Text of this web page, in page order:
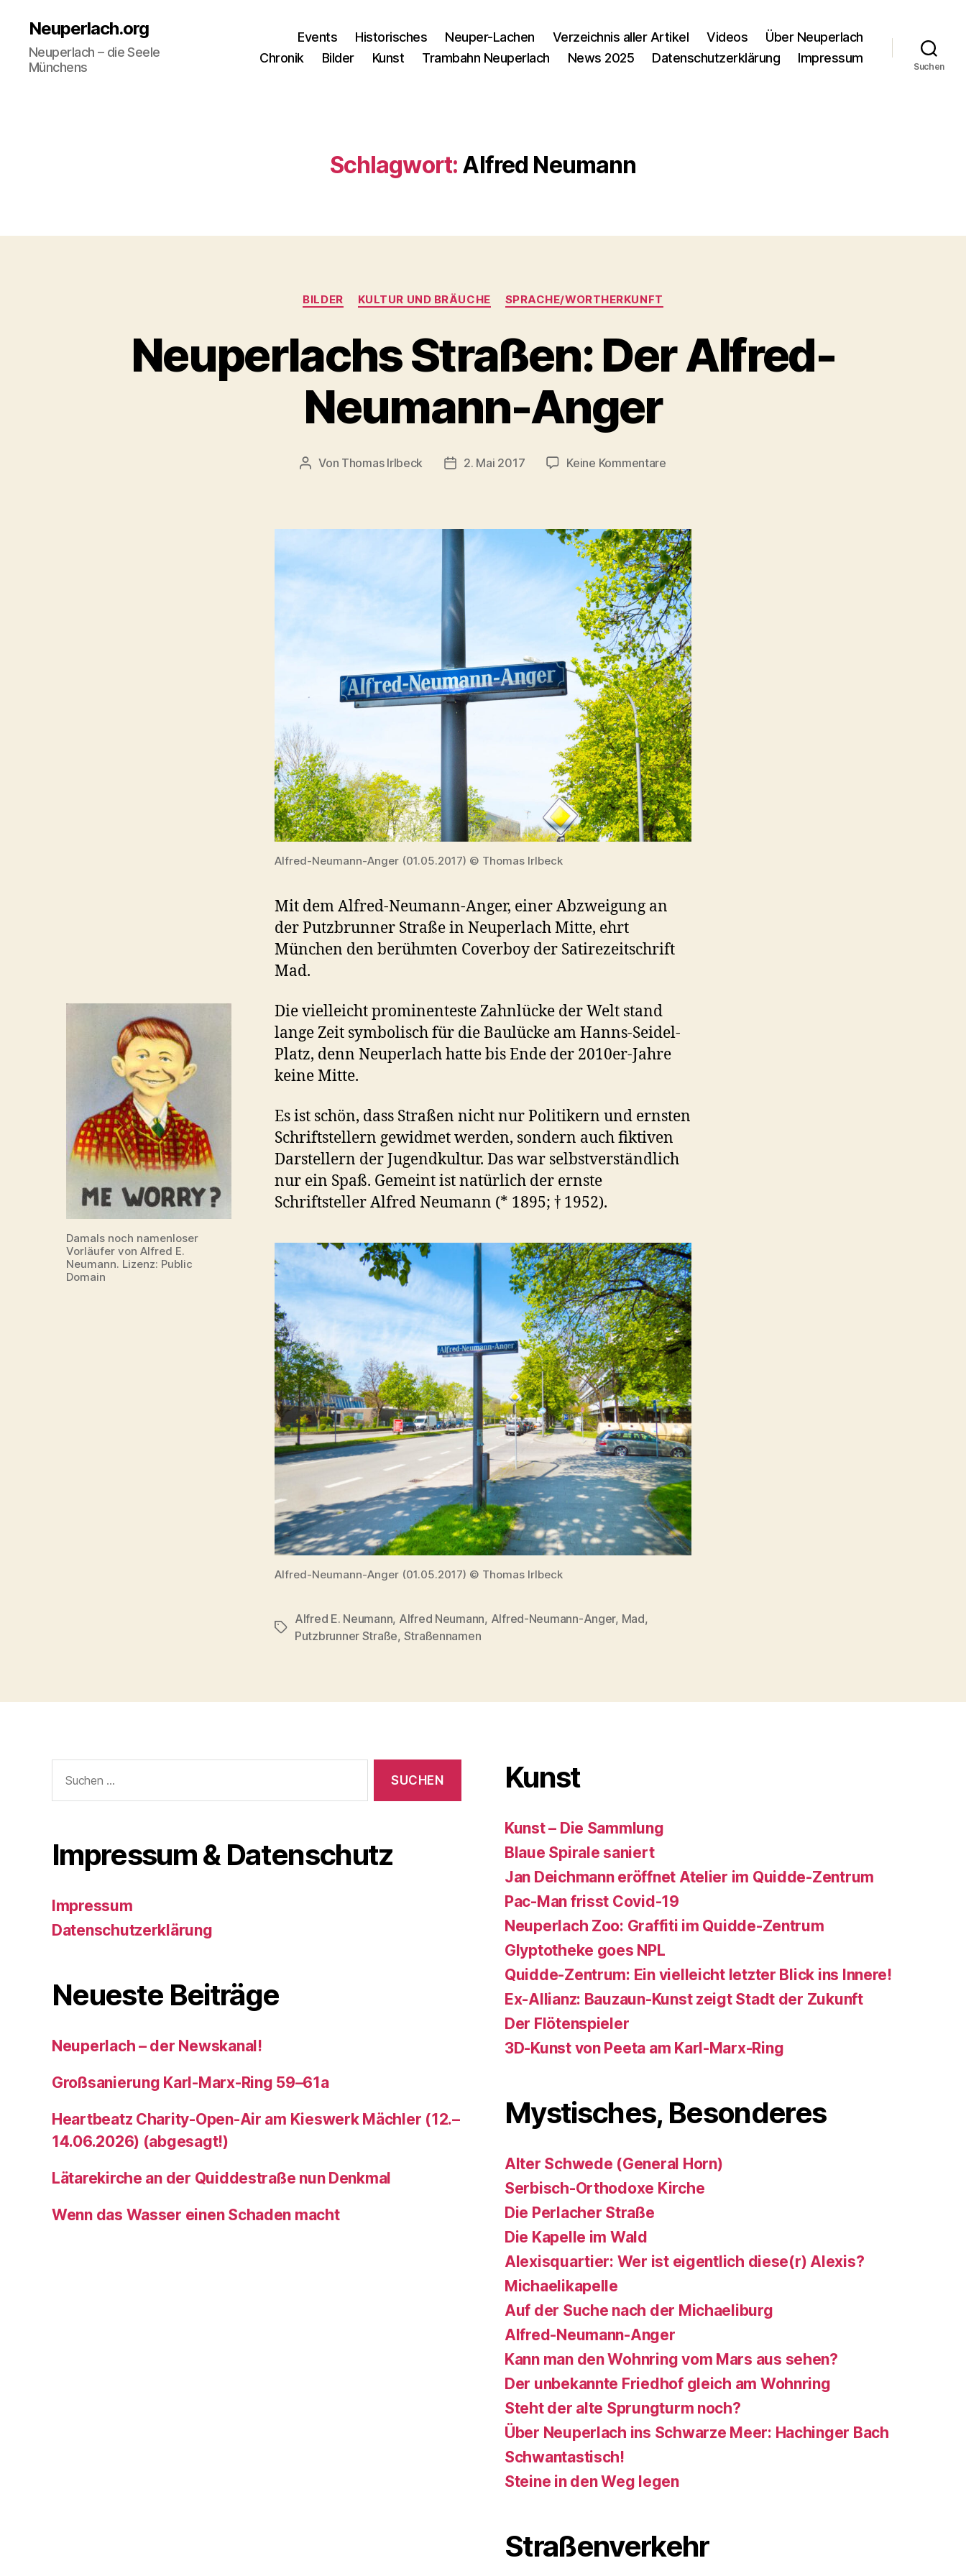
Neuperlach.org
Neuperlach – die Seele
Münchens
Events Historisches Neuper-Lachen Verzeichnis aller Artikel Videos
Über Neuperlach
Chronik
Bilder Kunst Trambahn Neuperlach News 2025 Datenschutzerklärung Impressum
Suchen
Schlagwort: Alfred Neumann
Kategorien
BILDER KULTUR UND BRÄUCHE SPRACHE/WORTHERKUNFT
Neuperlachs Straßen: Der Alfred-
Neumann-Anger
Beitragsautor
Von Thomas Irlbeck Veröffentlichungsdatum
2. Mai 2017 Keine Kommentarezu
Alfred-
Neumann-
Anger
Alfred-Neumann-Anger (01.05.2017) © Thomas Irlbeck
Mit dem Alfred-Neumann-Anger, einer Abzweigung an
der Putzbrunner Straße in Neuperlach Mitte, ehrt
München den berühmten Coverboy der Satirezeitschrift
Mad.
Damals noch namenloser
Vorläufer von Alfred E.
Neumann. Lizenz: Public
Domain
Die vielleicht prominenteste Zahnlücke der Welt stand
lange Zeit symbolisch für die Baulücke am Hanns-Seidel-
Platz, denn Neuperlach hatte bis Ende der 2010er-Jahre
keine Mitte.
Es ist schön, dass Straßen nicht nur Politikern und ernsten
Schriftstellern gewidmet werden, sondern auch fiktiven
Darstellern der Jugendkultur. Das war selbstverständlich
nur ein Spaß. Gemeint ist natürlich der ernste
Schriftsteller Alfred Neumann (* 1895; † 1952).
Alfred-Neumann-Anger (01.05.2017) © Thomas Irlbeck
Schlagwörter
Alfred E. Neumann, Alfred Neumann, Alfred-Neumann-Anger, Mad,
Putzbrunner Straße, Straßennamen
nach:
Impressum & Datenschutz
Impressum
Datenschutzerklärung
Neueste Beiträge
Neuperlach – der Newskanal!
Großsanierung Karl-Marx-Ring 59–61a
Heartbeatz Charity-Open-Air am Kieswerk Mächler (12.–
14.06.2026) (abgesagt!)
Lätarekirche an der Quiddestraße nun Denkmal
Wenn das Wasser einen Schaden macht
Kunst
Kunst – Die Sammlung
Blaue Spirale saniert
Jan Deichmann eröffnet Atelier im Quidde-Zentrum
Pac-Man frisst Covid-19
Neuperlach Zoo: Graffiti im Quidde-Zentrum
Glyptotheke goes NPL
Quidde-Zentrum: Ein vielleicht letzter Blick ins Innere!
Ex-Allianz: Bauzaun-Kunst zeigt Stadt der Zukunft
Der Flötenspieler
3D-Kunst von Peeta am Karl-Marx-Ring
Mystisches, Besonderes
Alter Schwede (General Horn)
Serbisch-Orthodoxe Kirche
Die Perlacher Straße
Die Kapelle im Wald
Alexisquartier: Wer ist eigentlich diese(r) Alexis?
Michaelikapelle
Auf der Suche nach der Michaeliburg
Alfred-Neumann-Anger
Kann man den Wohnring vom Mars aus sehen?
Der unbekannte Friedhof gleich am Wohnring
Steht der alte Sprungturm noch?
Über Neuperlach ins Schwarze Meer: Hachinger Bach
Schwantastisch!
Steine in den Weg legen
Straßenverkehr